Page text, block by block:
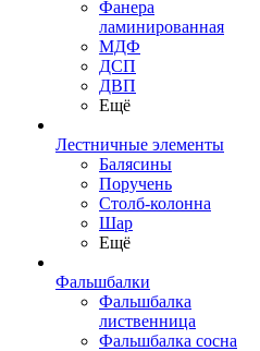
Фанера
ламинированная
МДФ
ДСП
ДВП
Ещё
Лестничные элементы
Балясины
Поручень
Столб-колонна
Шар
Ещё
Фальшбалки
Фальшбалка
лиственница
Фальшбалка сосна